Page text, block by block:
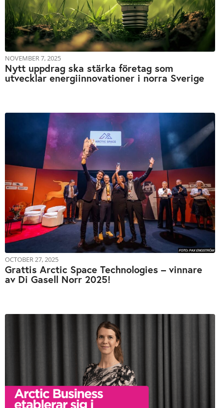
NOVEMBER 7, 2025
Nytt uppdrag ska stärka företag som
utvecklar energiinnovationer i norra Sverige
OCTOBER 27, 2025
Grattis Arctic Space Technologies – vinnare
av Di Gasell Norr 2025!